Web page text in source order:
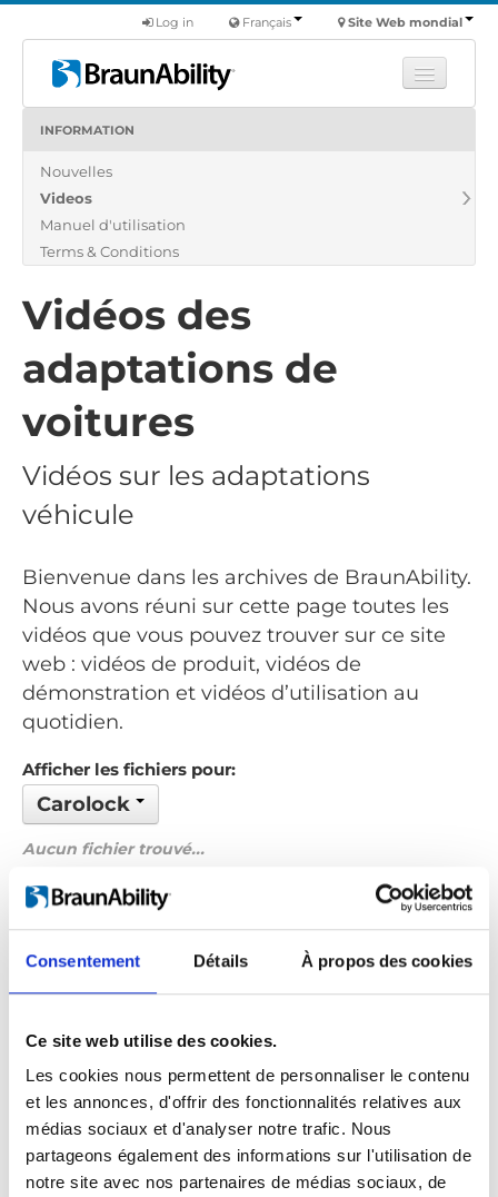
Consentement Détails À propos des cookies
Ce site web utilise des cookies.
Les cookies nous permettent de personnaliser le contenu
et les annonces, d'offrir des fonctionnalités relatives aux
médias sociaux et d'analyser notre trafic. Nous
partageons également des informations sur l'utilisation de
notre site avec nos partenaires de médias sociaux, de
Site Web mondial
Français
Log in
Produits
Nous
Trouver un revendeur
INFORMATION
Nouvelles
Videos
Manuel d'utilisation
Terms & Conditions
Vidéos des
adaptations de
voitures
Vidéos sur les adaptations
véhicule
Bienvenue dans les archives de BraunAbility.
Nous avons réuni sur cette page toutes les
vidéos que vous pouvez trouver sur ce site
web : vidéos de produit, vidéos de
démonstration et vidéos d’utilisation au
quotidien.
Afficher les fichiers pour:
Carolock
Aucun fichier trouvé...
Commandé par: Date
Précédent Suivant
Ouvrez le menu déroulant sur la gauche et sélectionnez le
produit qui vous intéresse. Remarque : pour certains produits, il
n’y a pas de vidéo.
Intégration de vidéo
Sous chaque vidéo se trouve un code que vous pouvez utiliser